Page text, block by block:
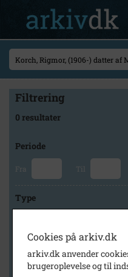
Filtrering
0 resultater
Periode
Fra Til
Type
Arkiv
Byhistorisk Samling og
Cookies på arkiv.dk
arkiv.dk anvender
brugeroplevelse og til